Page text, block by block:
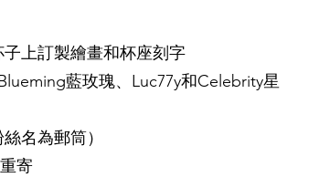
上訂製繪畫和杯座刻字
藍玫瑰、Luc77y和Celebrity星
名為郵筒）
寄